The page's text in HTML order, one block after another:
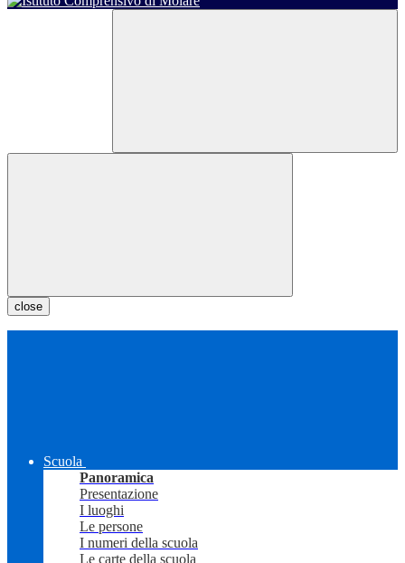
close
Scuola
Panoramica
Presentazione
I luoghi
Le persone
I numeri della scuola
Le carte della scuola